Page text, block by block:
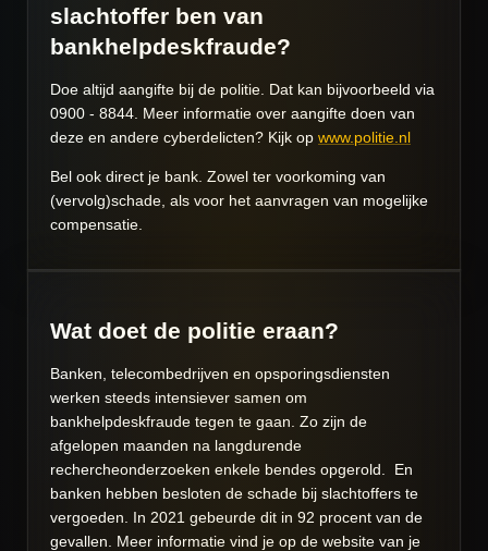
slachtoffer ben van
bankhelpdeskfraude?
Doe altijd aangifte bij de politie. Dat kan bijvoorbeeld via
0900 - 8844. Meer informatie over aangifte doen van
deze en andere cyberdelicten? Kijk op www.politie.nl
Bel ook direct je bank. Zowel ter voorkoming van
(vervolg)schade, als voor het aanvragen van mogelijke
compensatie.
Wat doet de politie eraan?
Banken, telecombedrijven en opsporingsdiensten
werken steeds intensiever samen om
bankhelpdeskfraude tegen te gaan. Zo zijn de
afgelopen maanden na langdurende
rechercheonderzoeken enkele bendes opgerold. En
banken hebben besloten de schade bij slachtoffers te
vergoeden. In 2021 gebeurde dit in 92 procent van de
gevallen. Meer informatie vind je op de website van je